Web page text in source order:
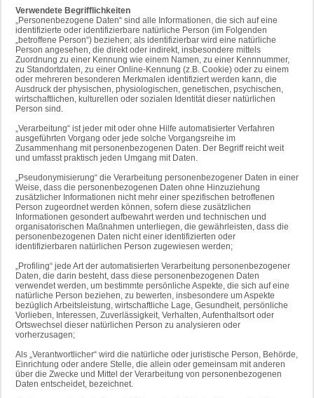
Verwendete Begrifflichkeiten
„Personenbezogene Daten“ sind alle Informationen, die sich auf eine
identifizierte oder identifizierbare natürliche Person (im Folgenden
„betroffene Person“) beziehen; als identifizierbar wird eine natürliche
Person angesehen, die direkt oder indirekt, insbesondere mittels
Zuordnung zu einer Kennung wie einem Namen, zu einer Kennnummer,
zu Standortdaten, zu einer Online-Kennung (z.B. Cookie) oder zu einem
oder mehreren besonderen Merkmalen identifiziert werden kann, die
Ausdruck der physischen, physiologischen, genetischen, psychischen,
wirtschaftlichen, kulturellen oder sozialen Identität dieser natürlichen
Person sind.
„Verarbeitung“ ist jeder mit oder ohne Hilfe automatisierter Verfahren
ausgeführten Vorgang oder jede solche Vorgangsreihe im
Zusammenhang mit personenbezogenen Daten. Der Begriff reicht weit
und umfasst praktisch jeden Umgang mit Daten.
„Pseudonymisierung“ die Verarbeitung personenbezogener Daten in einer
Weise, dass die personenbezogenen Daten ohne Hinzuziehung
zusätzlicher Informationen nicht mehr einer spezifischen betroffenen
Person zugeordnet werden können, sofern diese zusätzlichen
Informationen gesondert aufbewahrt werden und technischen und
organisatorischen Maßnahmen unterliegen, die gewährleisten, dass die
personenbezogenen Daten nicht einer identifizierten oder
identifizierbaren natürlichen Person zugewiesen werden;
„Profiling“ jede Art der automatisierten Verarbeitung personenbezogener
Daten, die darin besteht, dass diese personenbezogenen Daten
verwendet werden, um bestimmte persönliche Aspekte, die sich auf eine
natürliche Person beziehen, zu bewerten, insbesondere um Aspekte
bezüglich Arbeitsleistung, wirtschaftliche Lage, Gesundheit, persönliche
Vorlieben, Interessen, Zuverlässigkeit, Verhalten, Aufenthaltsort oder
Ortswechsel dieser natürlichen Person zu analysieren oder
vorherzusagen;
Als „Verantwortlicher“ wird die natürliche oder juristische Person, Behörde,
Einrichtung oder andere Stelle, die allein oder gemeinsam mit anderen
über die Zwecke und Mittel der Verarbeitung von personenbezogenen
Daten entscheidet, bezeichnet.